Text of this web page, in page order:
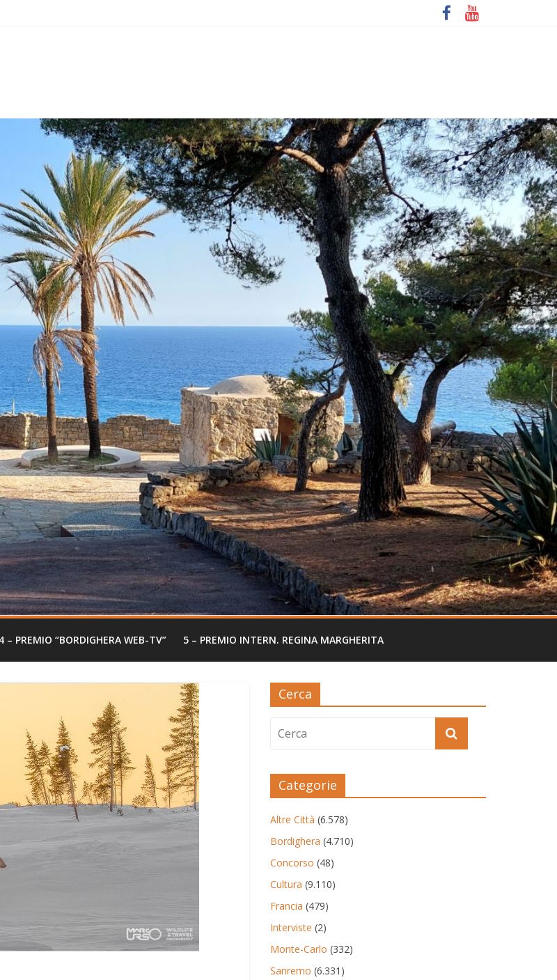
4 – PREMIO “BORDIGHERA WEB-TV” 5 – PREMIO INTERN. REGINA MARGHERITA
Cerca
Categorie
Altre Città (6.578)
Bordighera (4.710)
Concorso (48)
Cultura (9.110)
Francia (479)
Interviste (2)
Monte-Carlo (332)
Sanremo (6.331)